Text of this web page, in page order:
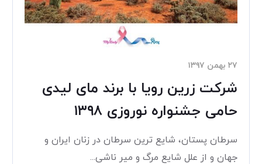
۲۷ بهمن ۱۳۹۷
شرکت زرین رویا با برند مای لیدی
حامی جشنواره نوروزی ۱۳۹۸
سرطان پستان، شایع ترین سرطان در زنان ایران و
جهان و از علل شایع مرگ و میر ناشی...